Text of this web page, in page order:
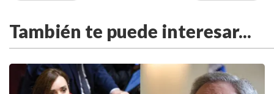
También te puede interesar...